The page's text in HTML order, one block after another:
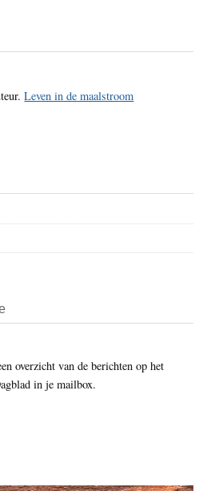
Leven in de maalstroom
overzicht van de berichten op het
in je mailbox.